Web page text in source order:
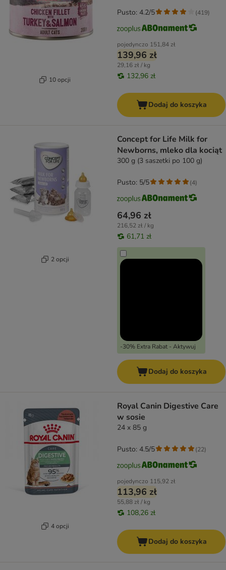
10 opcji
pojedynczo 151,84 zł
139,96 zł
29,16 zł / kg
132,96 zł
Pusto: 4.2/5 (419)
Dodaj do koszyka
2 opcji
Concept for Life Milk for
Newborns, mleko dla kociąt
300 g (3 saszetki po 100 g)
64,96 zł
216,52 zł / kg
61,71 zł
-30% Extra Rabat - Aktywuj
Pusto: 5/5 (4)
Dodaj do koszyka
4 opcji
Royal Canin Digestive Care
w sosie
24 x 85 g
pojedynczo 115,92 zł
113,96 zł
55,88 zł / kg
108,26 zł
Pusto: 4.5/5 (22)
Dodaj do koszyka